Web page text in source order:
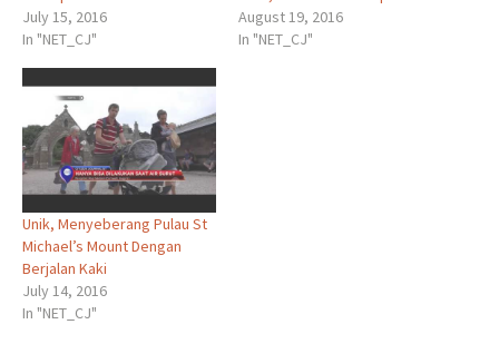
July 15, 2016
In "NET_CJ"
August 19, 2016
In "NET_CJ"
Unik, Menyeberang Pulau St
Michael’s Mount Dengan
Berjalan Kaki
July 14, 2016
In "NET_CJ"